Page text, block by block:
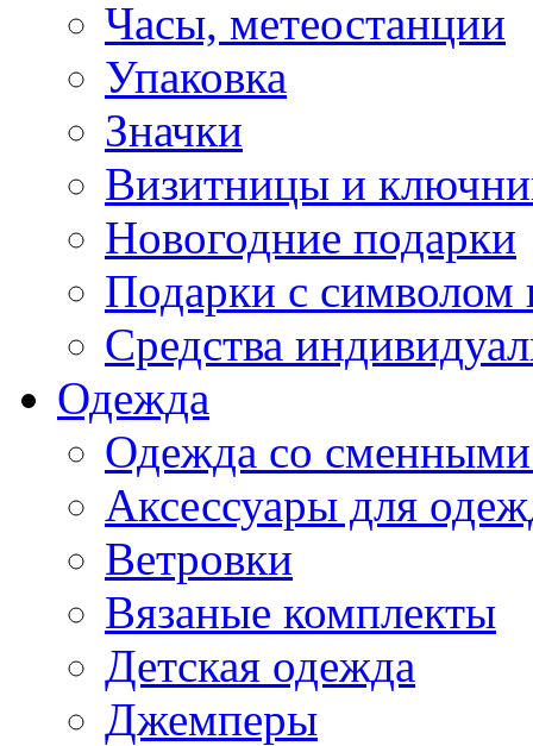
Часы, метеостанции
Упаковка
Значки
Визитницы и
Новогодние подарки
Подарки с символом
Средства
Одежда
Одежда со сменными
Аксессуары для
Ветровки
Вязаные комплекты
Детская одежда
Джемперы